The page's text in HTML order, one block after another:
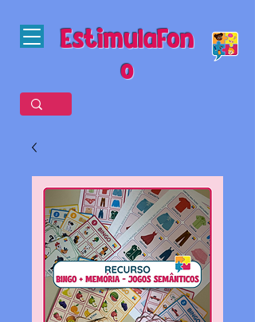
EstimulaFon
o